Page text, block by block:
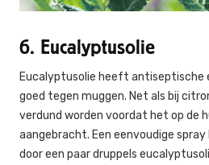
6. Eucalyptusolie
Eucalyptusolie heeft antiseptische
goed tegen muggen. Net als bij
verdund worden voordat het op de
aangebracht. Een eenvoudige
door een paar druppels